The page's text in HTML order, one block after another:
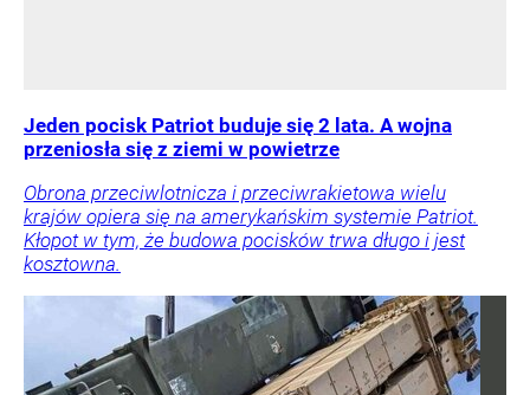
Jeden pocisk Patriot buduje się 2 lata. A wojna
przeniosła się z ziemi w powietrze
Obrona przeciwlotnicza i przeciwrakietowa wielu
krajów opiera się na amerykańskim systemie Patriot.
Kłopot w tym, że budowa pocisków trwa długo i jest
kosztowna.